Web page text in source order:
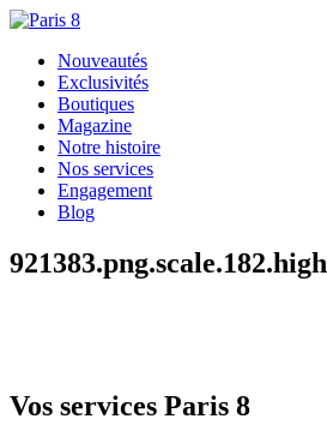
Nouveautés
Exclusivités
Boutiques
Magazine
Notre histoire
Nos services
Engagement
Blog
921383.png.scale.182.high
Vos services Paris 8